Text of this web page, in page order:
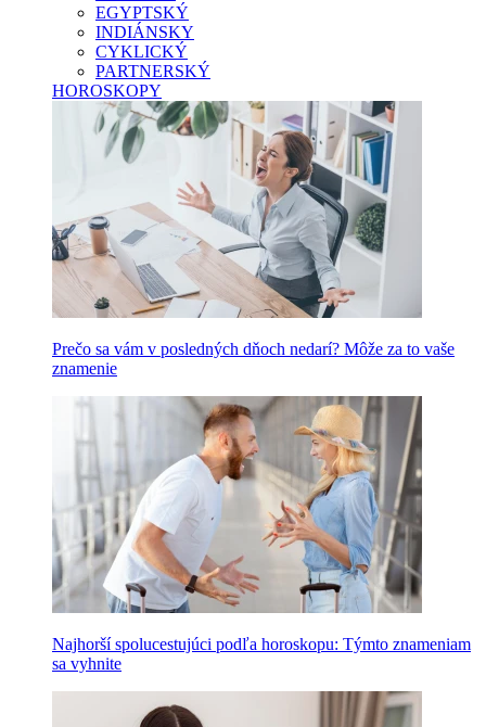
EGYPTSKÝ
INDIÁNSKY
CYKLICKÝ
PARTNERSKÝ
HOROSKOPY
Prečo sa vám v posledných dňoch nedarí? Môže za to vaše
znamenie
Najhorší spolucestujúci podľa horoskopu: Týmto znameniam
sa vyhnite